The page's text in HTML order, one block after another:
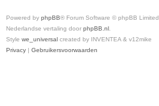
Powered by phpBB® Forum Software © phpBB Limited
Nederlandse vertaling door phpBB.nl
Style we_universal created by INVENTEA & v12mike
Privacy | Gebruikersvoorwaarden